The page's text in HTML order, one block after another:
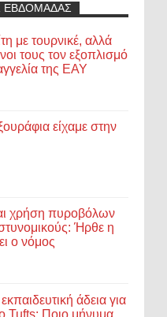
ΕΒΔΟΜΑΔΑΣ
με τουρνικέ, αλλά
τους τον εξοπλισμό
της ΕΑΥ
είχαμε στην
χρήση πυροβόλων
Ήρθε η
ο νόμος
άδεια για
Tufts: Ποιο μήνυμα